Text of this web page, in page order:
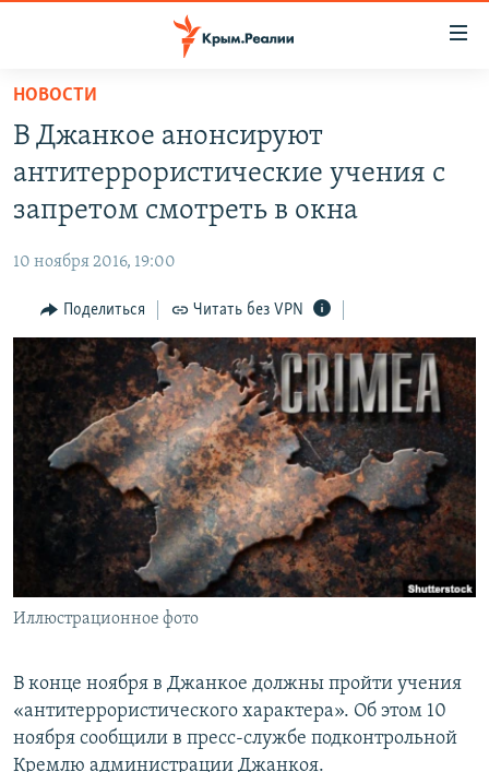
Вернуться
основному
содержанию
главной
навигации
Вернутся
поиску
СПЕЦПРОЕКТЫ
11 ЛЕТ ОККУПАЦИИ КРЫМА. 11 ИСТОРИЙ СОПРОТИВЛЕНИЯ
ЕЩЕ
ИНТЕРАКТИВ
ИНФОГРАФИКА
ТЕЛЕПРОЕКТ КРЫМ.РЕАЛИИ
СОВЕТЫ ПРАВОЗАЩИТНИКОВ
ПРОПАВШИЕ БЕЗ ВЕСТИ
ПОБЕДИТЕЛЕЙ НЕ СУДЯТ?
КРЫМ.НЕПОКОРЕННЫЙ
ELIFBE
УКРАИНСКАЯ ПРОБЛЕМА КРЫМА
РАДІО СВОБОДА
КАК ОБОЙТИ БЛОКИРОВКУ
Українською
Qırımtatar
ПРИСОЕДИНЯЙТЕСЬ!
НОВОСТИ
В Джанкое анонсируют
антитеррористические учения с
запретом смотреть в окна
10 ноября 2016, 19:00
Поделиться Читать без VPN
Иллюстрационное фото
В конце ноября в Джанкое должны пройти учения
«антитеррористического характера». Об этом 10
ноября сообщили в пресс-службе подконтрольной
Кремлю администрации Джанкоя.